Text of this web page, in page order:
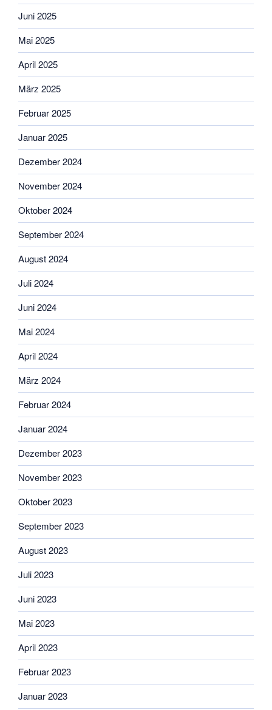
Juni 2025
Mai 2025
April 2025
März 2025
Februar 2025
Januar 2025
Dezember 2024
November 2024
Oktober 2024
September 2024
August 2024
Juli 2024
Juni 2024
Mai 2024
April 2024
März 2024
Februar 2024
Januar 2024
Dezember 2023
November 2023
Oktober 2023
September 2023
August 2023
Juli 2023
Juni 2023
Mai 2023
April 2023
Februar 2023
Januar 2023